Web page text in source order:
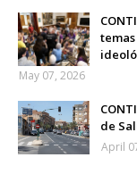
May 07, 2026
de
April